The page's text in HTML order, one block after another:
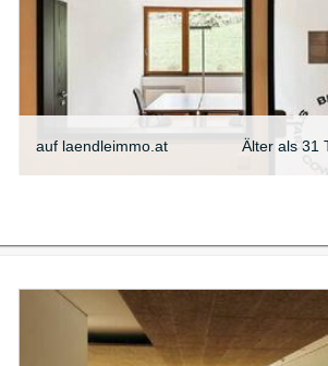
auf laendleimmo.at Älter als 31